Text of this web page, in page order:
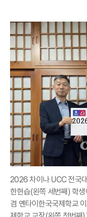
2026 차이나 UCC 전국
한현습(왼쪽 세번째) 학
겸 옌타이한국국제학교